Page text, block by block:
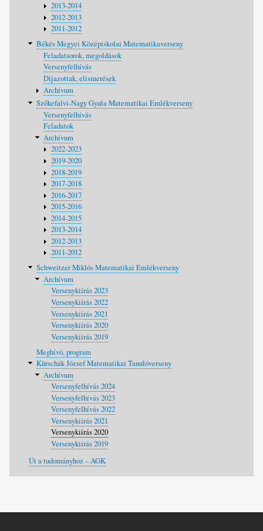
2013-2014
2012-2013
2011-2012
Békés Megyei Középiskolai Matematikaverseny
Feladatsorok, megoldások
Versenyfelhívás
Díjazottak, elismerések
Archívum
Szőkefalvi-Nagy Gyula Matematikai Emlékverseny
Versenyfelhívás
Feladatok
Archívum
2022-2023
2019-2020
2018-2019
2017-2018
2016-2017
2015-2016
2014-2015
2013-2014
2012-2013
2011-2012
Schweitzer Miklós Matematikai Emlékverseny
Archívum
Versenykiírás 2023
Versenykiírás 2022
Versenykiírás 2021
Versenykiírás 2020
Versenykiírás 2019
Meghívó, program
Kürschák József Matematikai Tanulóverseny
Archívum
Versenyfelhívás 2024
Versenyfelhívás 2023
Versenyfelhívás 2022
Versenykiírás 2021
Versenykiírás 2020
Versenykiírás 2019
Út a tudományhoz – AGK